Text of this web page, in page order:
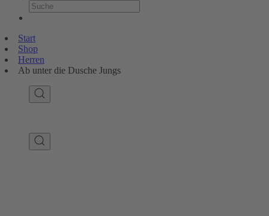
Start
Shop
Herren
Ab unter die Dusche Jungs